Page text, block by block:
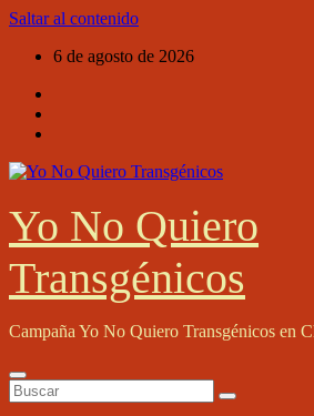
Saltar al contenido
6 de agosto de 2026
Yo No Quiero
Transgénicos
Campaña Yo No Quiero Transgénicos en